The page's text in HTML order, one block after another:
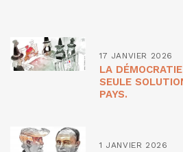
17 JANVIER 2026
LA
SEULE
PAYS.
1 JANVIER 2026